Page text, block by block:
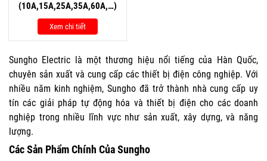
(10A,15A,25A,35A,60A,…)
Xem chi tiết
Sungho Electric là một thương hiệu nổi tiếng của Hàn Quốc,
chuyên sản xuất và cung cấp các thiết bị điện công nghiệp. Với
nhiều năm kinh nghiệm, Sungho đã trở thành nhà cung cấp uy
tín các giải pháp tự động hóa và thiết bị điện cho các doanh
nghiệp trong nhiều lĩnh vực như sản xuất, xây dựng, và năng
lượng.
Các Sản Phẩm Chính Của Sungho